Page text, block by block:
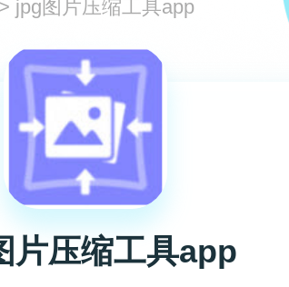
> jpg图片压缩工具app
片压缩工具app